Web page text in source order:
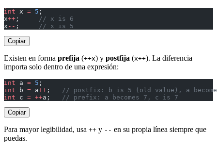
int x = 5 ;
x++ ;
// x is 6
x -- ; // x is 5
Copiar
Existen en forma prefija (++x) y postfija (x++). La diferencia
importa solo dentro de una expresión:
int a = 5 ;
int b = a++ ;
// postfix: b is 5 (old value), a
int c = ++a; // prefix: a becomes 7, c is 7
Copiar
Para mayor legibilidad, usa ++ y -- en su propia línea siempre que
puedas.